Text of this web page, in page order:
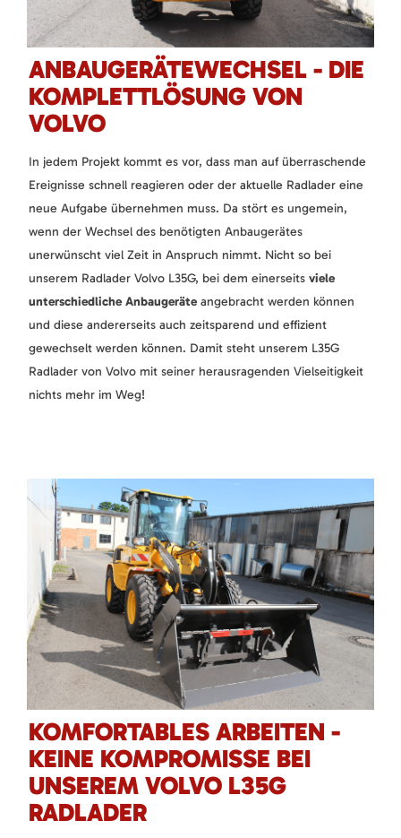
ANBAUGERÄTEWECHSEL - DIE
KOMPLETTLÖSUNG VON
VOLVO
In jedem Projekt kommt es vor, dass man auf überraschende
Ereignisse schnell reagieren oder der aktuelle Radlader eine
neue Aufgabe übernehmen muss. Da stört es ungemein,
wenn der Wechsel des benötigten Anbaugerätes
unerwünscht viel Zeit in Anspruch nimmt. Nicht so bei
unserem Radlader Volvo L35G, bei dem einerseits viele
unterschiedliche Anbaugeräteangebracht werden können
und diese andererseits auch zeitsparend und effizient
gewechselt werden können. Damit steht unserem L35G
Radlader von Volvo mit seiner herausragenden Vielseitigkeit
nichts mehr im Weg!
KOMFORTABLES ARBEITEN -
KEINE KOMPROMISSE BEI
UNSEREM VOLVO L35G
RADLADER